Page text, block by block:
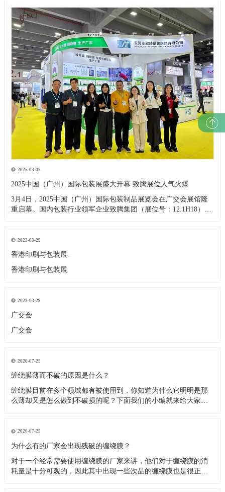
2025-03-05
2025中国（广州）国际包装展盛大开幕 致腾展位人气火爆
3月4日，2025中国（广州）国际包装制品展览会在广交会展馆隆
重启幕。国内包装行业领军企业致腾集团（展位号：12.1H18）携
结合，全方位展示其自主研发的高强度环保拉伸膜产品。据现场
2023-03-29
香港印刷与包装展.
香港印刷与包装展
2023-03-29
广交会
广交会
2020-07-25
缠绕膜薄而不破的原因是什么？
缠绕膜目前在多个领域都有被使用到，你知道为什么它明明是那
么薄却又是怎么做到不破损的呢？下面我们的小编就来给大家介
行整集包装，代替小型集装箱。由于它可降低批量货物运输包装
成本30％以
2020-07-25
为什么有的厂家会出现残破的缠绕膜？
对于一个经常需要使用缠绕膜的厂家来讲，他们对于缠绕膜的消
耗量是十分可观的，因此其中出现一些次品的缠绕膜也是很正常